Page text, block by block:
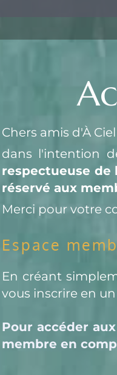
Chers amis d'À
dans l'intention
respectueuse de
réservé aux
Merci pour votre
Espace
En créant
vous inscrire en
Pour accéder
membre en